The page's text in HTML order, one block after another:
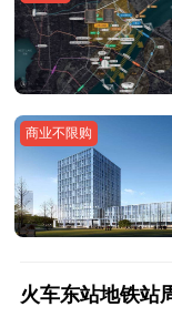
商业不限购
火车东站地铁站